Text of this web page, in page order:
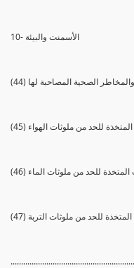
10- الأسمنت والبيئة
والمخاطر الصحية المصاحبة لها
المتخذة للحد من ملوثات الهواء
المتخذة للحد من ملوثات الماء
المتخذة للحد من ملوثات التربة